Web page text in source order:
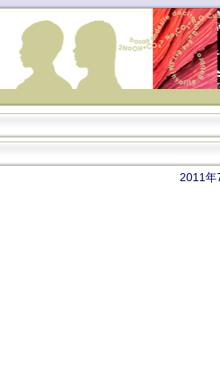
2011